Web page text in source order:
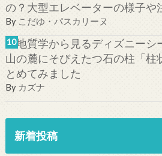
の？大型エレベーターの様子や
By こだゆ・パスカリーヌ
【地質学から見るディズニーシ
山の麓にそびえたつ石の柱「柱
とめてみました
By カズナ
新着投稿